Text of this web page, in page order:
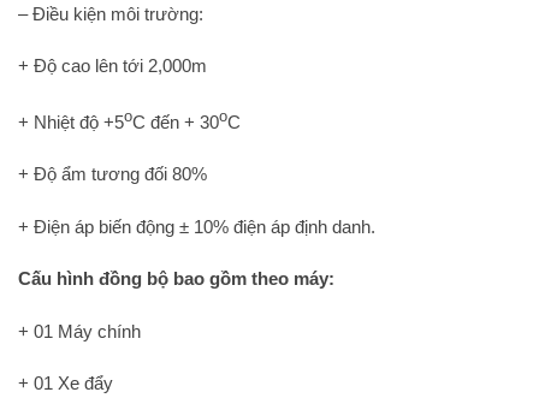
– Điều kiện môi trường:
+ Độ cao lên tới 2,000m
+ Nhiệt độ +5oC đến + 30oC
+ Độ ẩm tương đối 80%
+ Điện áp biến động ± 10% điện áp định danh.
Cấu hình đồng bộ bao gồm theo máy:
+ 01 Máy chính
+ 01 Xe đẩy